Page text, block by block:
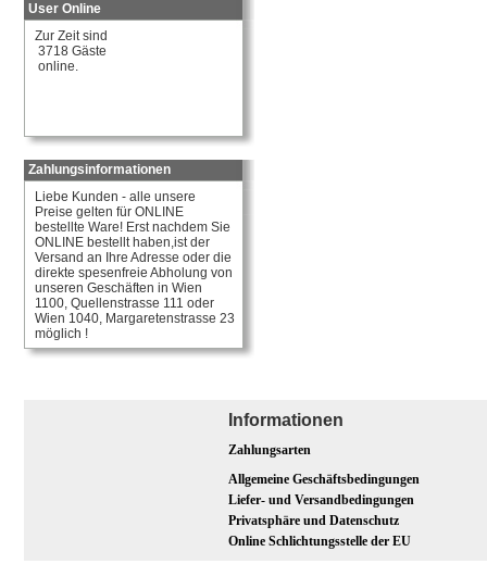
User Online
Zur Zeit sind
3718 Gäste
online.
Zahlungsinformationen
Liebe Kunden - alle unsere
Preise gelten für ONLINE
bestellte Ware! Erst nachdem Sie
ONLINE bestellt haben,ist der
Versand an Ihre Adresse oder die
direkte spesenfreie Abholung von
unseren Geschäften in Wien
1100, Quellenstrasse 111 oder
Wien 1040, Margaretenstrasse 23
möglich !
Informationen
Zahlungsarten
Allgemeine Geschäftsbedingungen
Liefer- und Versandbedingungen
Privatsphäre und Datenschutz
Online Schlichtungsstelle der EU